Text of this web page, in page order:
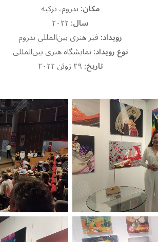
مکان:بدروم، ترکیه
سال:
رویداد:فیر هنری بین‌المللی بدروم
نوع رویداد:نمایشگاه هنری بین‌المللی
تاریخ: